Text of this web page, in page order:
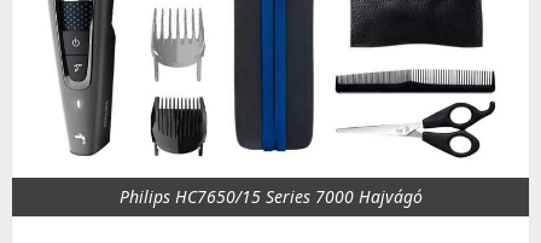
Philips HC7650/15 Series 7000 Hajvágó